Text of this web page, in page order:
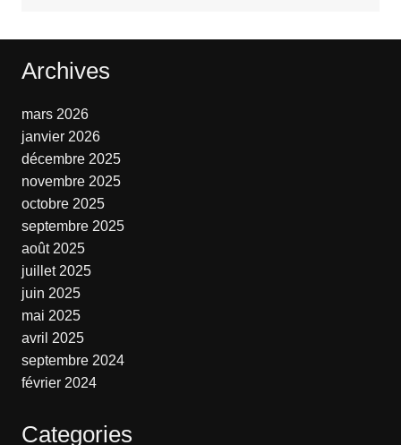
Archives
mars 2026
janvier 2026
décembre 2025
novembre 2025
octobre 2025
septembre 2025
août 2025
juillet 2025
juin 2025
mai 2025
avril 2025
septembre 2024
février 2024
Categories